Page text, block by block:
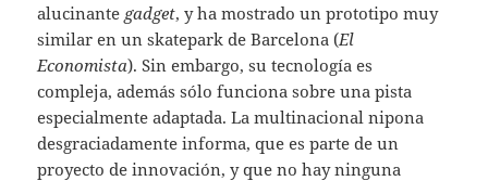
alucinante gadget, y ha mostrado un prototipo muy
similar en un skatepark de Barcelona (El
Economista). Sin embargo, su tecnología es
compleja, además sólo funciona sobre una pista
especialmente adaptada. La multinacional nipona
desgraciadamente informa, que es parte de un
proyecto de innovación, y que no hay ninguna